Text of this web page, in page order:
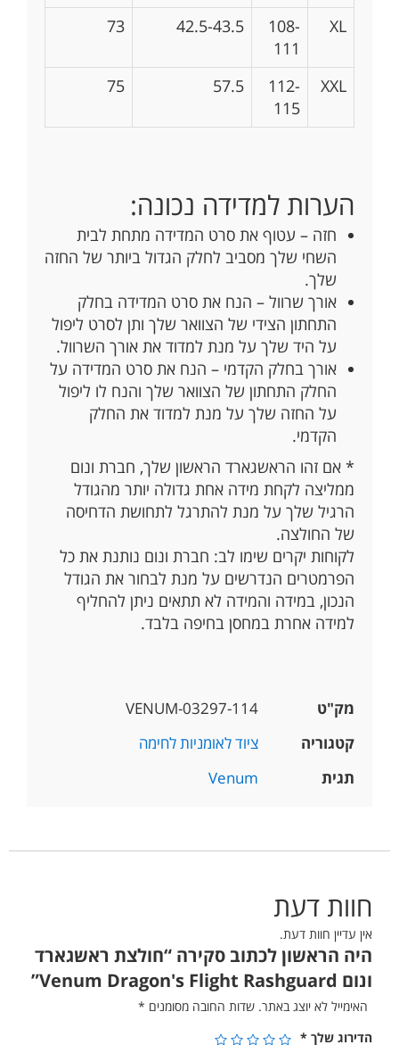
XL
108-
111
42.5-43.5
73
XXL
112-
115
57.5
75
הערות למדידה נכונה:
חזה – עטוף את סרט המדידה מתחת לבית
השחי שלך מסביב לחלק הגדול ביותר של החזה
שלך.
אורך שרוול – הנח את סרט המדידה בחלק
התחתון הצידי של הצוואר שלך ותן לסרט ליפול
על היד שלך על מנת למדוד את אורך השרוול.
אורך בחלק הקדמי – הנח את סרט המדידה על
החלק התחתון של הצוואר שלך והנח לו ליפול
על החזה שלך על מנת למדוד את החלק
הקדמי.
* אם זהו הראשגארד הראשון שלך, חברת ונום
ממליצה לקחת מידה אחת גדולה יותר מהגודל
הרגיל שלך על מנת להתרגל לתחושת הדחיסה
של החולצה.
לקוחות יקרים שימו לב: חברת ונום נותנת את כל
הפרמטרים הנדרשים על מנת לבחור את הגודל
הנכון, במידה והמידה לא תתאים ניתן להחליף
למידה אחרת במחסן בחיפה בלבד.
מק"ט
VENUM-03297-114
קטגוריה
ציוד לאומניות לחימה
תגית
Venum
חוות דעת
אין עדיין חוות דעת.
היה הראשון לכתוב סקירה “חולצת ראשגארד
ונום Venum Dragon's Flight Rashguard”
האימייל לא יוצג באתר. שדות החובה מסומנים *
הדירוג שלך *